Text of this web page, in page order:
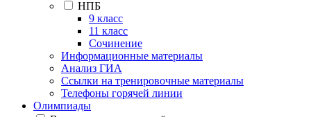
НПБ
9 класс
11 класс
Сочинение
Информационные материалы
Анализ ГИА
Ссылки на тренировочные материалы
Телефоны горячей линии
Олимпиады